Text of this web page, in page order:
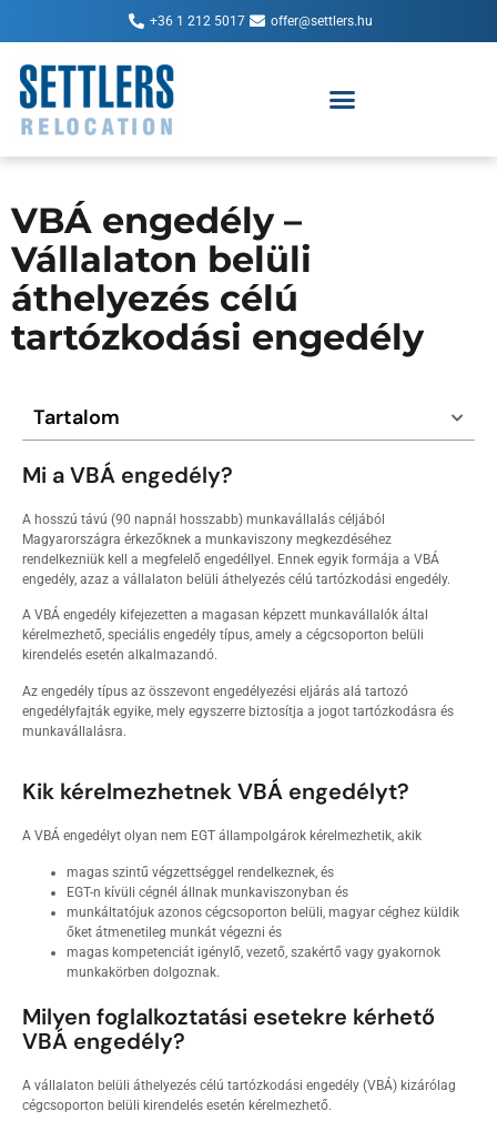
+36 1 212 5017 offer@settlers.hu
VBÁ engedély –
Vállalaton belüli
áthelyezés célú
tartózkodási engedély
Tartalom
Mi a VBÁ engedély?
A hosszú távú (90 napnál hosszabb) munkavállalás céljából
Magyarországra érkezőknek a munkaviszony megkezdéséhez
rendelkezniük kell a megfelelő engedéllyel. Ennek egyik formája a VBÁ
engedély, azaz a vállalaton belüli áthelyezés célú tartózkodási engedély.
A VBÁ engedély kifejezetten a magasan képzett munkavállalók által
kérelmezhető, speciális engedély típus, amely a cégcsoporton belüli
kirendelés esetén alkalmazandó.
Az engedély típus az összevont engedélyezési eljárás alá tartozó
engedélyfajták egyike, mely egyszerre biztosítja a jogot tartózkodásra és
munkavállalásra.
Kik kérelmezhetnek VBÁ engedélyt?
A VBÁ engedélyt olyan nem EGT állampolgárok kérelmezhetik, akik
magas szintű végzettséggel rendelkeznek, és
EGT-n kívüli cégnél állnak munkaviszonyban és
munkáltatójuk azonos cégcsoporton belüli, magyar céghez küldik
őket átmenetileg munkát végezni és
magas kompetenciát igénylő, vezető, szakértő vagy gyakornok
munkakörben dolgoznak.
Milyen foglalkoztatási esetekre kérhető
VBÁ engedély?
A vállalaton belüli áthelyezés célú tartózkodási engedély (VBÁ) kizárólag
cégcsoporton belüli kirendelés esetén kérelmezhető.